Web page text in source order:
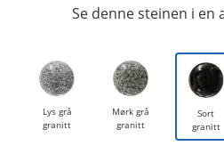
Se denne steinen i en
Lys grå
granitt
Mørk grå
granitt
Sort
granitt